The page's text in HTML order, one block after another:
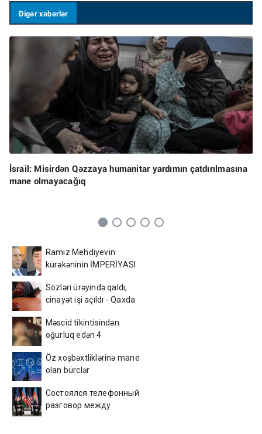
Digər xəbərlər
İsrail: Misirdən Qəzzaya humanitar yardımın çatdırılmasına
mane olmayacağıq
Ramiz Mehdiyevin
kürəkəninin İMPERİYASI
mərkəzində yandırılan
arxivlər və... - ŞOK
Sözləri ürəyində qaldı,
cinayət işi açıldı - Qaxda
Məscid tikintisindən
oğurluq edən 4
Foto
Öz xoşbəxtliklərinə mane
olan bürclər
Состоялся телефонный
разговор между